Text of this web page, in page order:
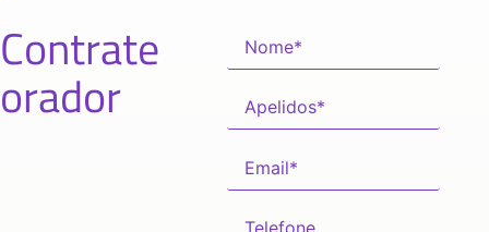
Contrate
orador